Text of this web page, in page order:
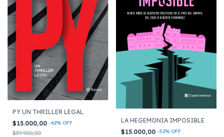
PY UN THRILLER LEGAL
$15.000,00 -62% OFF
$39.900,00
LA HEGEMONIA IMPOSIBLE
$15.000,00 -52% OFF